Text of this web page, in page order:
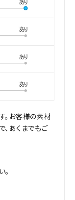
。お客様の素材
あくまでもご